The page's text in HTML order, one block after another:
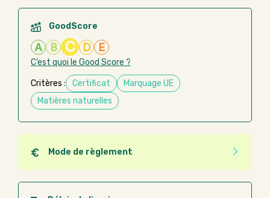
GoodScore
A B C D E
C’est quoi le Good Score ?
Critères : Certificat
Marquage UE
Matières naturelles
Mode de règlement
Quel que soit le mode de règlement, vous pouvez
passer commande en ligne sur Good Act.